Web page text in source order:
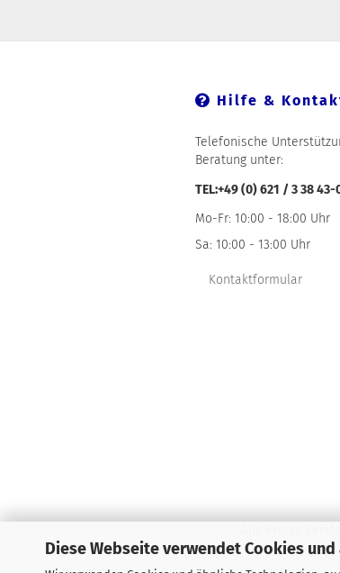
Diese Webseite verwendet Cookies
Hilfe &
Telefonische
Beratung unter:
TEL:+49 (0) 621 / 3 38 43-
Mo-Fr: 10:00 - 18:00 Uhr
Sa: 10:00 - 13:00 Uhr
Kontaktformular